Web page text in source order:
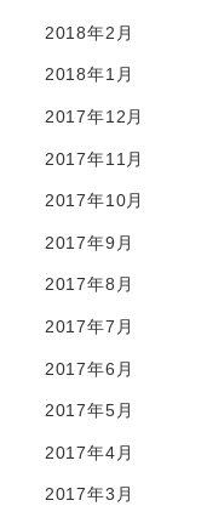
2018年2月
2018年1月
2017年12月
2017年11月
2017年10月
2017年9月
2017年8月
2017年7月
2017年6月
2017年5月
2017年4月
2017年3月